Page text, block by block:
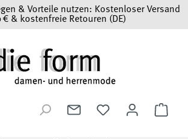
& Vorteile nutzen: Kostenloser Versand
€ & kostenfreie Retouren (DE)